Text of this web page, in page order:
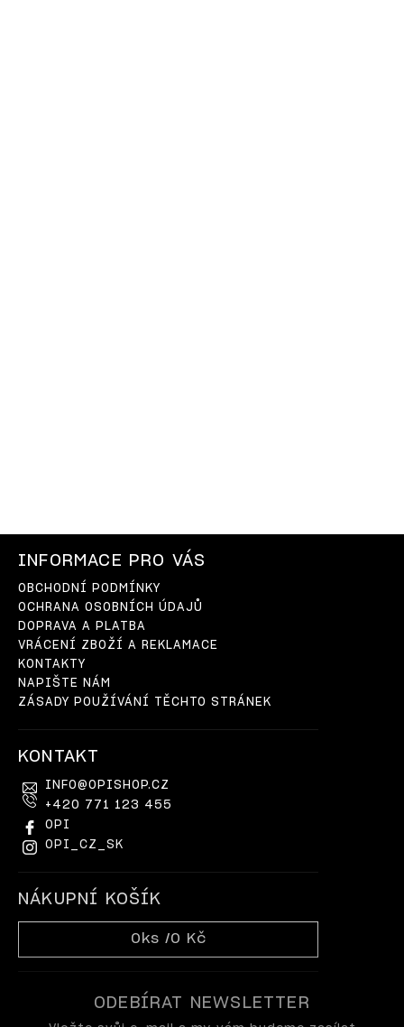
INFORMACE PRO VÁS
OBCHODNÍ PODMÍNKY
OCHRANA OSOBNÍCH ÚDAJŮ
DOPRAVA A PLATBA
VRÁCENÍ ZBOŽÍ A REKLAMACE
KONTAKTY
NAPIŠTE NÁM
ZÁSADY POUŽÍVÁNÍ TĚCHTO STRÁNEK
KONTAKT
INFO@OPISHOP.CZ
+420 771 123 455
OPI
OPI_CZ_SK
NÁKUPNÍ KOŠÍK
0 ks /0 Kč
ODEBÍRAT NEWSLETTER